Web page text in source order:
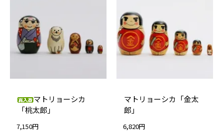
マトリョーシカ
「桃太郎」
7,150円
マトリョーシカ「金太
郎」
6,820円